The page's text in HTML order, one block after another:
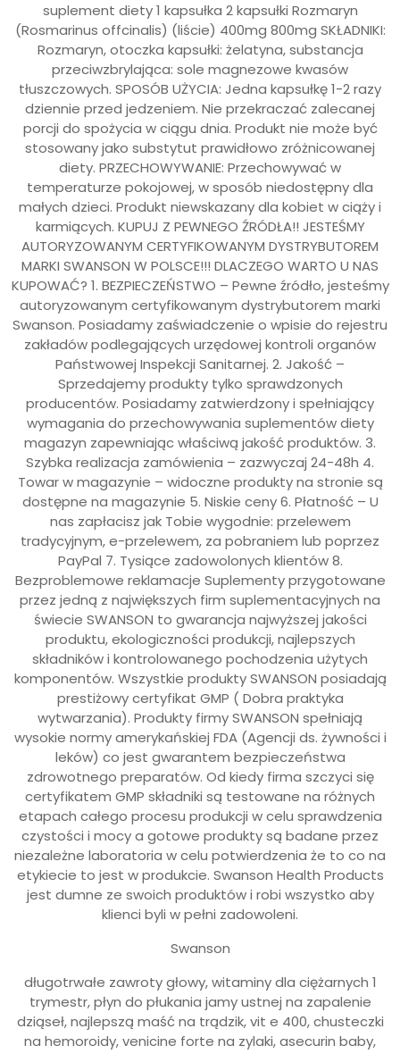
suplement diety 1 kapsułka 2 kapsułki Rozmaryn
(Rosmarinus offcinalis) (liście) 400mg 800mg SKŁADNIKI:
Rozmaryn, otoczka kapsułki: żelatyna, substancja
przeciwzbrylająca: sole magnezowe kwasów
tłuszczowych. SPOSÓB UŻYCIA: Jedna kapsułkę 1-2 razy
dziennie przed jedzeniem. Nie przekraczać zalecanej
porcji do spożycia w ciągu dnia. Produkt nie może być
stosowany jako substytut prawidłowo zróżnicowanej
diety. PRZECHOWYWANIE: Przechowywać w
temperaturze pokojowej, w sposób niedostępny dla
małych dzieci. Produkt niewskazany dla kobiet w ciąży i
karmiących. KUPUJ Z PEWNEGO ŹRÓDŁA!! JESTEŚMY
AUTORYZOWANYM CERTYFIKOWANYM DYSTRYBUTOREM
MARKI SWANSON W POLSCE!!! DLACZEGO WARTO U NAS
KUPOWAĆ? 1. BEZPIECZEŃSTWO – Pewne źródło, jesteśmy
autoryzowanym certyfikowanym dystrybutorem marki
Swanson. Posiadamy zaświadczenie o wpisie do rejestru
zakładów podlegających urzędowej kontroli organów
Państwowej Inspekcji Sanitarnej. 2. Jakość –
Sprzedajemy produkty tylko sprawdzonych
producentów. Posiadamy zatwierdzony i spełniający
wymagania do przechowywania suplementów diety
magazyn zapewniając właściwą jakość produktów. 3.
Szybka realizacja zamówienia – zazwyczaj 24-48h 4.
Towar w magazynie – widoczne produkty na stronie są
dostępne na magazynie 5. Niskie ceny 6. Płatność – U
nas zapłacisz jak Tobie wygodnie: przelewem
tradycyjnym, e-przelewem, za pobraniem lub poprzez
PayPal 7. Tysiące zadowolonych klientów 8.
Bezproblemowe reklamacje Suplementy przygotowane
przez jedną z największych firm suplementacyjnych na
świecie SWANSON to gwarancja najwyższej jakości
produktu, ekologiczności produkcji, najlepszych
składników i kontrolowanego pochodzenia użytych
komponentów. Wszystkie produkty SWANSON posiadają
prestiżowy certyfikat GMP ( Dobra praktyka
wytwarzania). Produkty firmy SWANSON spełniają
wysokie normy amerykańskiej FDA (Agencji ds. żywności i
leków) co jest gwarantem bezpieczeństwa
zdrowotnego preparatów. Od kiedy firma szczyci się
certyfikatem GMP składniki są testowane na różnych
etapach całego procesu produkcji w celu sprawdzenia
czystości i mocy a gotowe produkty są badane przez
niezależne laboratoria w celu potwierdzenia że to co na
etykiecie to jest w produkcie. Swanson Health Products
jest dumne ze swoich produktów i robi wszystko aby
klienci byli w pełni zadowoleni.
Swanson
długotrwałe zawroty głowy, witaminy dla ciężarnych 1
trymestr, płyn do płukania jamy ustnej na zapalenie
dziąseł, najlepszą maść na trądzik, vit e 400, chusteczki
na hemoroidy, venicine forte na zylaki, asecurin baby,